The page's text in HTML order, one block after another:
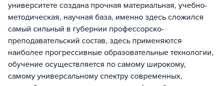
университете создана прочная материальная, учебно-
методическая, научная база, именно здесь сложился
самый сильный в губернии профессорско-
преподавательский состав, здесь применяются
наиболее прогрессивные образовательные технологии,
обучение осуществляется по самому широкому,
самому универсальному спектру современных,